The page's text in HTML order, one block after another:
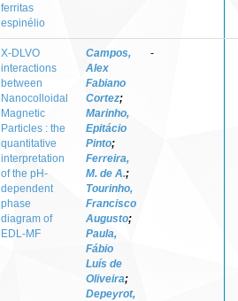
ferritas
espinélio
X-DLVO
interactions
between
Nanocolloidal
Magnetic
Particles : the
quantitative
interpretation
of the pH-
dependent
phase
diagram of
EDL-MF
Campos,
Alex
Fabiano
Cortez;
Marinho,
Epitácio
Pinto;
Ferreira,
M. de A.;
Tourinho,
Francisco
Augusto;
Paula,
Fábio
Luís de
Oliveira;
Depeyrot,
-